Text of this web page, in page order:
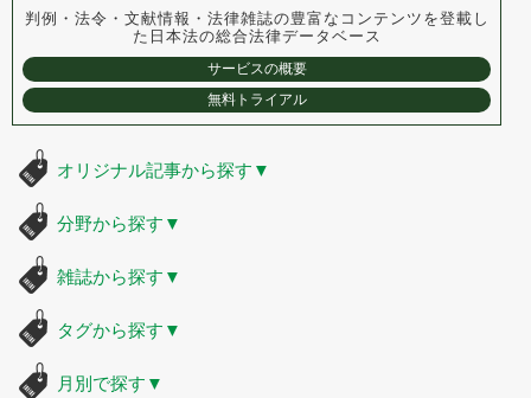
判例・法令・文献情報・法律雑誌の豊富なコンテンツを登載し
た 日本法の総合法律データベース
サービスの概要
無料トライアル
オリジナル記事から探す ▼
分野から探す ▼
雑誌から探す ▼
タグから探す ▼
月別で探す ▼